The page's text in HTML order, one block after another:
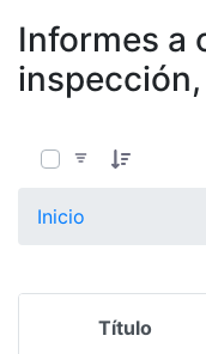
Informes a
Inicio
Selección del
Título